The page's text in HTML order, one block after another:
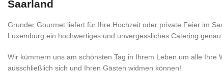
Saarland
Grunder Gourmet liefert für Ihre Hochzeit oder private Feier im
Luxemburg ein hochwertiges und unvergessliches Catering
Wir kümmern uns am schönsten Tag in Ihrem Leben um alle Ihre
ausschließlich sich und Ihren Gästen widmen können!